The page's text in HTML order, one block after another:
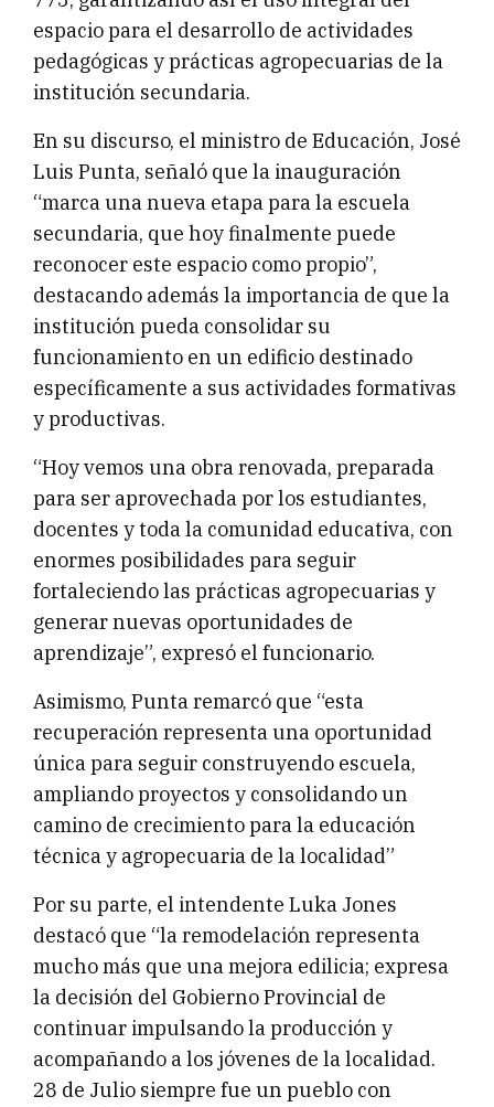
espacio para el desarrollo de actividades
pedagógicas y prácticas agropecuarias de la
institución secundaria.
En su discurso, el ministro de Educación, José
Luis Punta, señaló que la inauguración
“marca una nueva etapa para la escuela
secundaria, que hoy finalmente puede
reconocer este espacio como propio”,
destacando además la importancia de que la
institución pueda consolidar su
funcionamiento en un edificio destinado
específicamente a sus actividades formativas
y productivas.
“Hoy vemos una obra renovada, preparada
para ser aprovechada por los estudiantes,
docentes y toda la comunidad educativa, con
enormes posibilidades para seguir
fortaleciendo las prácticas agropecuarias y
generar nuevas oportunidades de
aprendizaje”, expresó el funcionario.
Asimismo, Punta remarcó que “esta
recuperación representa una oportunidad
única para seguir construyendo escuela,
ampliando proyectos y consolidando un
camino de crecimiento para la educación
técnica y agropecuaria de la localidad”
Por su parte, el intendente Luka Jones
destacó que “la remodelación representa
mucho más que una mejora edilicia; expresa
la decisión del Gobierno Provincial de
continuar impulsando la producción y
acompañando a los jóvenes de la localidad.
28 de Julio siempre fue un pueblo con